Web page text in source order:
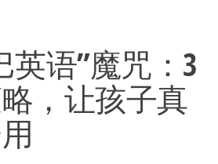
英语”魔咒：3
，让孩子真